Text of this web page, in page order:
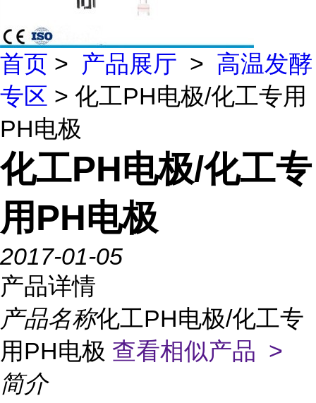
首页 > 产品展厅 > 高温发酵
专区 > 化工PH电极/化工专用
PH电极
化工PH电极/化工专
用PH电极
2017-01-05
产品详情
产品名称化工PH电极/化工专
用PH电极 查看相似产品 >
简介